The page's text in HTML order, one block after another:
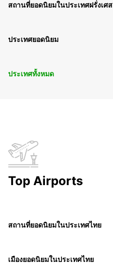
สถานที่ยอดนิยมในประเทศฝรั่งเศส
ประเทศยอดนิยม
ประเทศทั้งหมด
Top Airports
สถานที่ยอดนิยมในประเทศไทย
เมืองยอดนิยมในประเทศไทย